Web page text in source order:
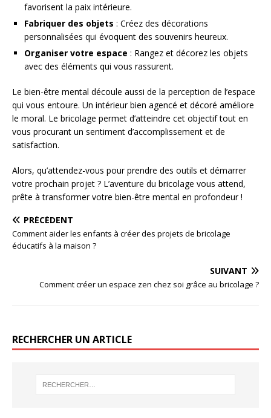
favorisent la paix intérieure.
Fabriquer des objets : Créez des décorations
personnalisées qui évoquent des souvenirs heureux.
Organiser votre espace : Rangez et décorez les objets
avec des éléments qui vous rassurent.
Le bien-être mental découle aussi de la perception de l’espace
qui vous entoure. Un intérieur bien agencé et décoré améliore
le moral. Le bricolage permet d’atteindre cet objectif tout en
vous procurant un sentiment d’accomplissement et de
satisfaction.
Alors, qu’attendez-vous pour prendre des outils et démarrer
votre prochain projet ? L’aventure du bricolage vous attend,
prête à transformer votre bien-être mental en profondeur !
PRÉCÉDENT
Comment aider les enfants à créer des projets de bricolage
éducatifs à la maison ?
SUIVANT
Comment créer un espace zen chez soi grâce au bricolage ?
RECHERCHER UN ARTICLE